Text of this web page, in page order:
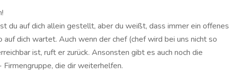
du auf dich allein gestellt, aber du weißt, dass immer ein offenes
auf dich wartet. Auch wenn der chef (chef wird bei uns nicht so
ist, ruft er zurück. Ansonsten gibt es auch noch die
die dir weiterhelfen.